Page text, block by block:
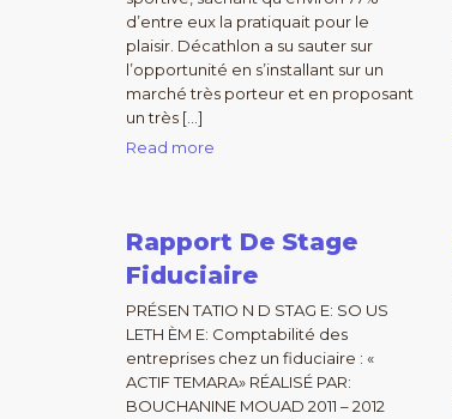
d’entre eux la pratiquait pour le
plaisir. Décathlon a su sauter sur
l’opportunité en s’installant sur un
marché très porteur et en proposant
un très […]
Read more
Rapport De Stage
Fiduciaire
PRÉSEN TATIO N D STAG E: SO US
LETH ÈM E: Comptabilité des
entreprises chez un fiduciaire : «
ACTIF TEMARA» RÉALISÉ PAR:
BOUCHANINE MOUAD 2011 – 2012